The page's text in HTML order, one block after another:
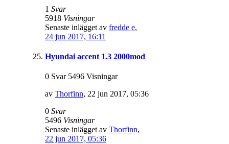
1 Svar
5918 Visningar
Senaste inlägget av fredde e,
24 jun 2017, 16:11
Hyundai accent 1.3 2000mod
0 Svar 5496 Visningar
av Thorfinn, 22 jun 2017, 05:36
0 Svar
5496 Visningar
Senaste inlägget av Thorfinn,
22 jun 2017, 05:36